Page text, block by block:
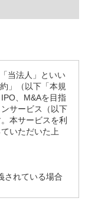
「当法人」といい
」（以下「本規
IPO M&Aを目指
サービス（以下
本サービスを利
いただいた上
されている場合
フォーム及びア